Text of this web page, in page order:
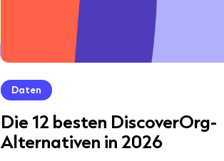
Daten
Die 12 besten DiscoverOrg-
Alternativen in 2026